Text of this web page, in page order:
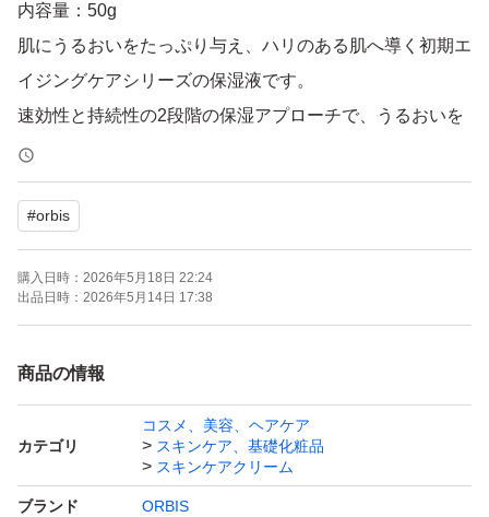
内容量：50g
肌にうるおいをたっぷり与え、ハリのある肌へ導く初期エ
イジングケアシリーズの保湿液です。
速効性と持続性の2段階の保湿アプローチで、うるおいを
素早く浸透させ、抱え込んだ膜で守ります。
価格は3,300円（税込）です。
<br>
免責
- ブランド: ORBIS
- 商品名: u MOISTURE
- 専用: つめかえ用
詰め替え用以外はオマケでお付けしておりますので、外し
#orbis
購入日時： 2026年5月18日 22:24
出品日時： 2026年5月14日 17:38
商品の情報
カテゴリ
コスメ、美容、ヘアケア
スキンケア、基礎化粧品
スキンケアクリーム
ブランド ORBIS